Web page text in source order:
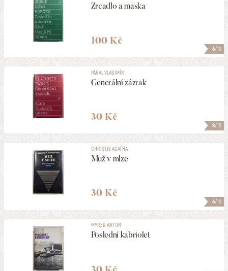
6/10
Zrcadlo a maska
100 Kč
8/10
PÁRAL VLADIMÍR
Generální zázrak
30 Kč
6/10
CHRISTIE AGATHA
Muž v mlze
30 Kč
MYRER ANTON
Poslední kabriolet